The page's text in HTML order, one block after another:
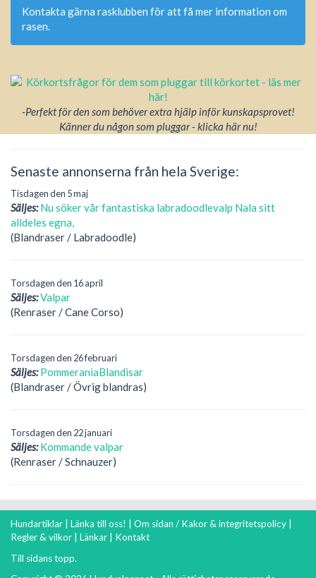
Kontakta gärna rasklubben för att få mer information om
rasen.
-Perfekt för den som behöver extra hjälp inför kunskapsprovet!
Känner du någon som pluggar - klicka här nu!
Senaste annonserna från hela Sverige:
Tisdagen den 5 maj
Säljes: Nu söker vår fantastiska labradoodlevalp Nala sitt
alldeles egna,
(Blandraser / Labradoodle)
Torsdagen den 16 april
Säljes:Valpar
(Renraser / Cane Corso)
Torsdagen den 26 februari
Säljes: PommeraniaBlandisar
(Blandraser / Övrig blandras)
Torsdagen den 22 januari
Säljes: Kommande valpar
(Renraser / Schnauzer)
Hundartiklar Länka till oss! Om sidan / Kakor & integritetspolicy
Regler & vilkor
Länkar
Kontakt
Till sidans topp.